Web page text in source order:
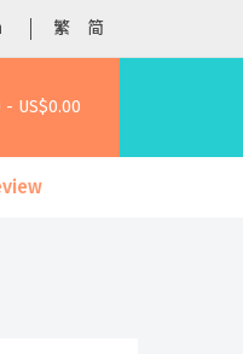
繁 简
US$0.00